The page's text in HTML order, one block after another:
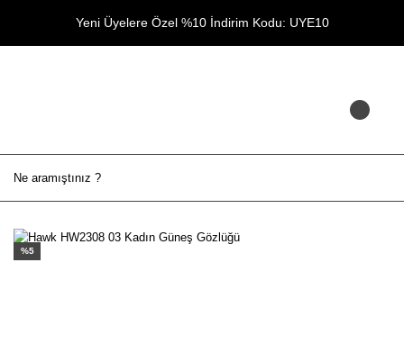
Yeni Üyelere Özel %10 İndirim Kodu: UYE10
%5